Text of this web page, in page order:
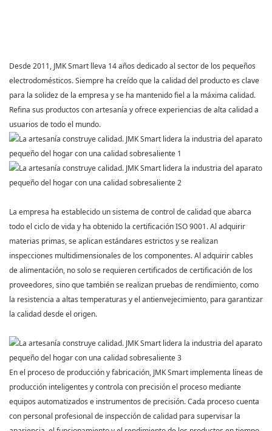
Desde 2011, JMK Smart lleva 14 años dedicado al sector de los pequeños
electrodomésticos. Siempre ha creído que la calidad del producto es clave
para la solidez de la empresa y se ha mantenido fiel a la máxima calidad.
Refina sus productos con artesanía y ofrece experiencias de alta calidad a
usuarios de todo el mundo.
La empresa ha establecido un sistema de control de calidad que abarca
todo el ciclo de vida y ha obtenido la certificación ISO 9001. Al adquirir
materias primas, se aplican estándares estrictos y se realizan
inspecciones multidimensionales de los componentes. Al adquirir cables
de alimentación, no solo se requieren certificados de certificación de los
proveedores, sino que también se realizan pruebas de rendimiento, como
la resistencia a altas temperaturas y el antienvejecimiento, para garantizar
la calidad desde el origen.
En el proceso de producción y fabricación, JMK Smart implementa líneas de
producción inteligentes y controla con precisión el proceso mediante
equipos automatizados e instrumentos de precisión. Cada proceso cuenta
con personal profesional de inspección de calidad para supervisar la